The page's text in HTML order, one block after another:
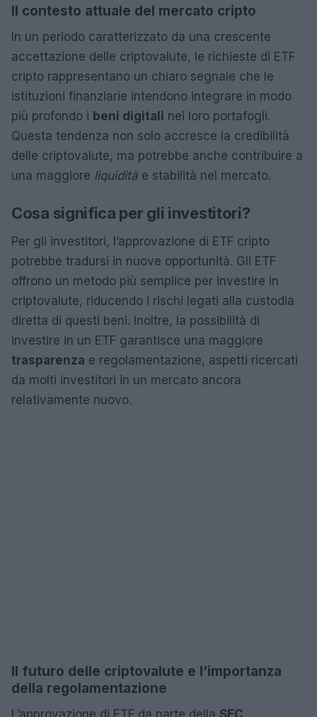
Il contesto attuale del mercato cripto
In un periodo caratterizzato da una crescente
accettazione delle criptovalute, le richieste di ETF
cripto rappresentano un chiaro segnale che le
istituzioni finanziarie intendono integrare in modo
più profondo i beni digitali nei loro portafogli.
Questa tendenza non solo accresce la credibilità
delle criptovalute, ma potrebbe anche contribuire a
una maggiore liquidità e stabilità nel mercato.
Cosa significa per gli investitori?
Per gli investitori, l’approvazione di ETF cripto
potrebbe tradursi in nuove opportunità. Gli ETF
offrono un metodo più semplice per investire in
criptovalute, riducendo i rischi legati alla custodia
diretta di questi beni. Inoltre, la possibilità di
investire in un ETF garantisce una maggiore
trasparenza e regolamentazione, aspetti ricercati
da molti investitori in un mercato ancora
relativamente nuovo.
Il futuro delle criptovalute e l’importanza
della regolamentazione
L’approvazione di ETF da parte della SEC